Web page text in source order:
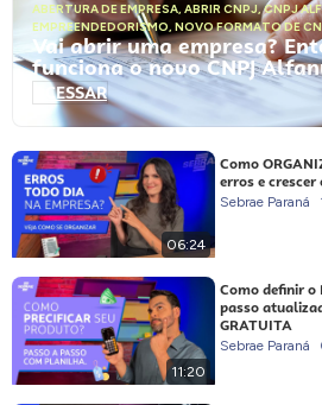
ABERTURA DE EMPRESA, ABRIR CNPJ,CNPJ
EMPREENDEDORISMO, NOVO FORMATO DE
Vai abrir uma empresa?
funciona o novo CNPJ
ACESSAR
06:24
Como
erros e crescer
Sebrae Paraná
11:20
Como definir o
passo
GRATUITA
Sebrae Paraná